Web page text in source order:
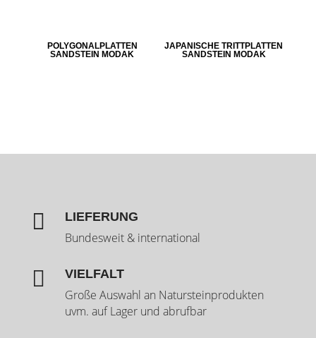
POLYGONALPLATTEN
SANDSTEIN MODAK
JAPANISCHE TRITTPLATTEN
SANDSTEIN MODAK
 LIEFERUNG
Bundesweit & international
 VIELFALT
Große Auswahl an Natursteinprodukten
uvm. auf Lager und abrufbar